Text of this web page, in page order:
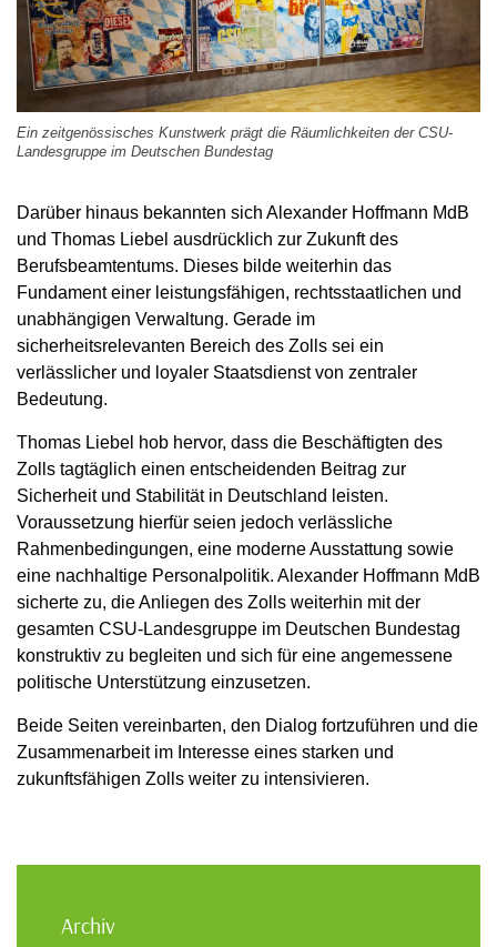
Ein zeitgenössisches Kunstwerk prägt die Räumlichkeiten der CSU-
Landesgruppe im Deutschen Bundestag
Darüber hinaus bekannten sich Alexander Hoffmann MdB
und Thomas Liebel ausdrücklich zur Zukunft des
Berufsbeamtentums. Dieses bilde weiterhin das
Fundament einer leistungsfähigen, rechtsstaatlichen und
unabhängigen Verwaltung. Gerade im
sicherheitsrelevanten Bereich des Zolls sei ein
verlässlicher und loyaler Staatsdienst von zentraler
Bedeutung.
Thomas Liebel hob hervor, dass die Beschäftigten des
Zolls tagtäglich einen entscheidenden Beitrag zur
Sicherheit und Stabilität in Deutschland leisten.
Voraussetzung hierfür seien jedoch verlässliche
Rahmenbedingungen, eine moderne Ausstattung sowie
eine nachhaltige Personalpolitik. Alexander Hoffmann MdB
sicherte zu, die Anliegen des Zolls weiterhin mit der
gesamten CSU-Landesgruppe im Deutschen Bundestag
konstruktiv zu begleiten und sich für eine angemessene
politische Unterstützung einzusetzen.
Beide Seiten vereinbarten, den Dialog fortzuführen und die
Zusammenarbeit im Interesse eines starken und
zukunftsfähigen Zolls weiter zu intensivieren.
Archiv